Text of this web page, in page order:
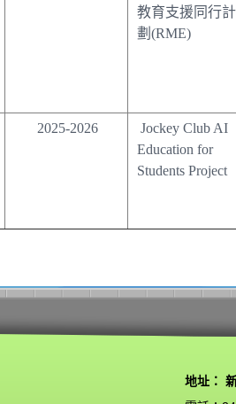
教育支援同行計
劃(RME)
2025-2026
Jockey Club AI
Education for
Students Project
地址：